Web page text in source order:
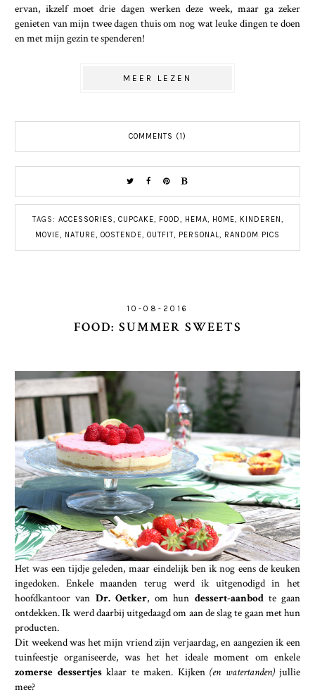
ervan, ikzelf moet drie dagen werken deze week, maar ga zeker
genieten van mijn twee dagen thuis om nog wat leuke dingen te doen
en met mijn gezin te spenderen!
MEER LEZEN
COMMENTS (1)
TAGS: ACCESSORIES, CUPCAKE, FOOD, HEMA, HOME, KINDEREN ,
MOVIE, NATURE, OOSTENDE, OUTFIT, PERSONAL, RANDOM PICS
10-08-2016
FOOD: SUMMER SWEETS
Het was een tijdje geleden, maar eindelijk ben ik nog eens de keuken
ingedoken. Enkele maanden terug werd ik uitgenodigd in het
hoofdkantoor van Dr. Oetker, om hun dessert-aanbod te gaan
ontdekken. Ik werd daarbij uitgedaagd om aan de slag te gaan met hun
producten.
Dit weekend was het mijn vriend zijn verjaardag, en aangezien ik een
tuinfeestje organiseerde, was het het ideale moment om enkele
zomerse dessertjesklaar te maken. Kijken (en watertanden)jullie
mee?